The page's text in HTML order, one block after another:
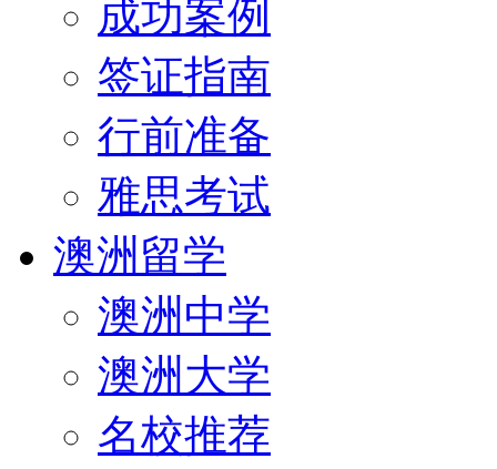
成功案例
签证指南
行前准备
雅思考试
澳洲留学
澳洲中学
澳洲大学
名校推荐